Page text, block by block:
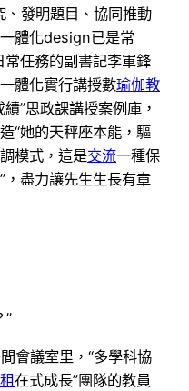
、發明題目、協同推動
體化design已是常
常任務的副書記李軍鋒
體化實行講授數瑜伽教
”思政課講授案例庫，
“她的天秤座本能，驅
模式，這是交流一種保
，盡力讓先生生長有章
”
會議室里，“多學科協
在式成長”團隊的教員